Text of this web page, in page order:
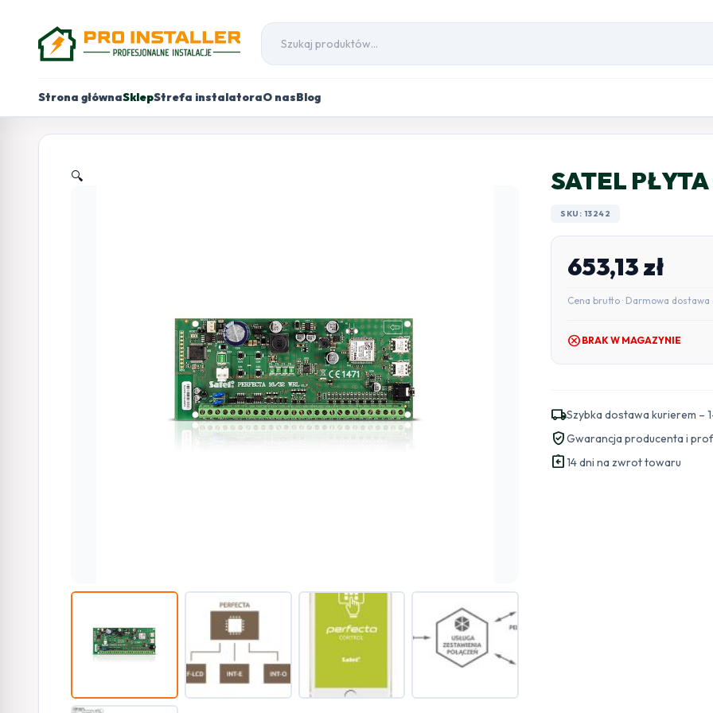
Strona głównaSklepStrefa instalatoraO nasBlog
🔍 SATEL
SKU: 13242
653,13zł
Cena brutto · Darmowa dostawa
cancel BRAK W MAGAZYNIE
local_shippingSzybka dostawa kurierem –
verified_userGwarancja producenta i
assignment_return14 dni na zwrot towaru